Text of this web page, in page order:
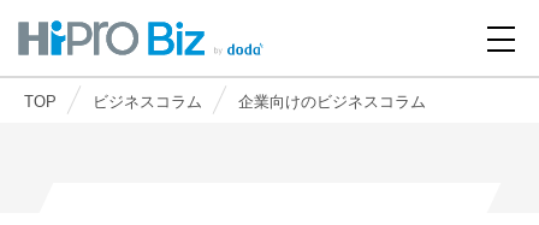
TOP ビジネスコラム 企業向けのビジネスコラム